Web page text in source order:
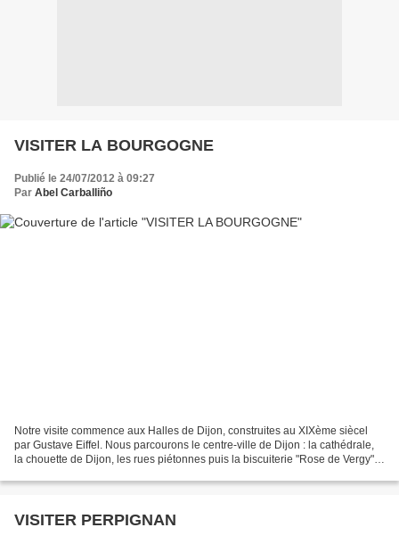
VISITER LA BOURGOGNE
Publié le 24/07/2012 à 09:27
Par Abel Carballiño
Notre visite commence aux Halles de Dijon, construites au XIXème siècel
par Gustave Eiffel. Nous parcourons le centre-ville de Dijon : la cathédrale,
la chouette de Dijon, les rues piétonnes puis la biscuiterie "Rose de Vergy"
VISITER PERPIGNAN